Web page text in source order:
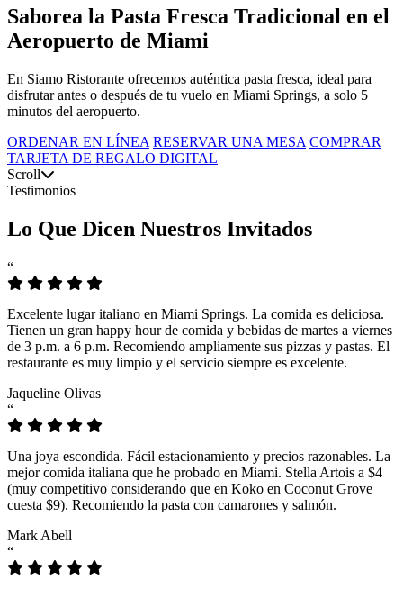
Saborea la Pasta Fresca Tradicional en el
Aeropuerto de Miami
En Siamo Ristorante ofrecemos auténtica pasta fresca, ideal para
disfrutar antes o después de tu vuelo en Miami Springs, a solo 5
minutos del aeropuerto.
ORDENAR EN LÍNEA RESERVAR UNA MESA COMPRAR
TARJETA DE REGALO DIGITAL
Scroll
Testimonios
Lo Que Dicen Nuestros Invitados
“
Excelente lugar italiano en Miami Springs. La comida es deliciosa.
Tienen un gran happy hour de comida y bebidas de martes a viernes
de 3 p.m. a 6 p.m. Recomiendo ampliamente sus pizzas y pastas. El
restaurante es muy limpio y el servicio siempre es excelente.
Jaqueline Olivas
“
Una joya escondida. Fácil estacionamiento y precios razonables. La
mejor comida italiana que he probado en Miami. Stella Artois a $4
(muy competitivo considerando que en Koko en Coconut Grove
cuesta $9). Recomiendo la pasta con camarones y salmón.
Mark Abell
“